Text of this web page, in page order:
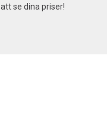
att se dina priser!